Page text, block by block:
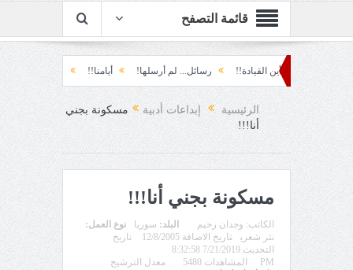
قائمة التصفح
أين القيادة!! رسائل... لم أرسلها! أيامنا!! خيبة الأمل.... الأولى!
الرئيسية إبداعات أدبية
مسكونة بجني
أنا!!!
مسكونة بجني أنا!!!
الكاتب: وجدان رحيم البلد: سوريا
نوع العمل:
نثر شعري
تاريخ الاضافة 12/8/2005
تاريخ
التحديث 7/21/2019 8:32:58
PM
المشاهدات 5480 معدل الترشيح